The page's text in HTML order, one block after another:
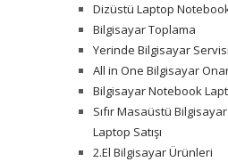
Dizüstü Laptop
Bilgisayar Toplama
Yerinde Bilgisayar Servisi
All in One Bilgisayar
Bilgisayar Notebook
Sıfır Masaüstü
Laptop Satışı
2.El Bilgisayar Ürünleri